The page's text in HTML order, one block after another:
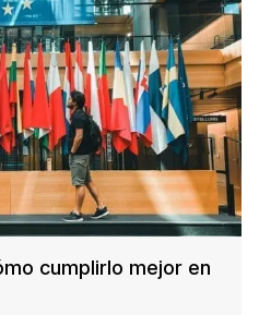
cumplirlo mejor en